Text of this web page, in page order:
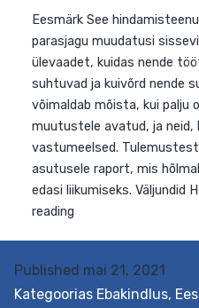
Published mai 21, 2021
Kategoorias Ebakindlus,